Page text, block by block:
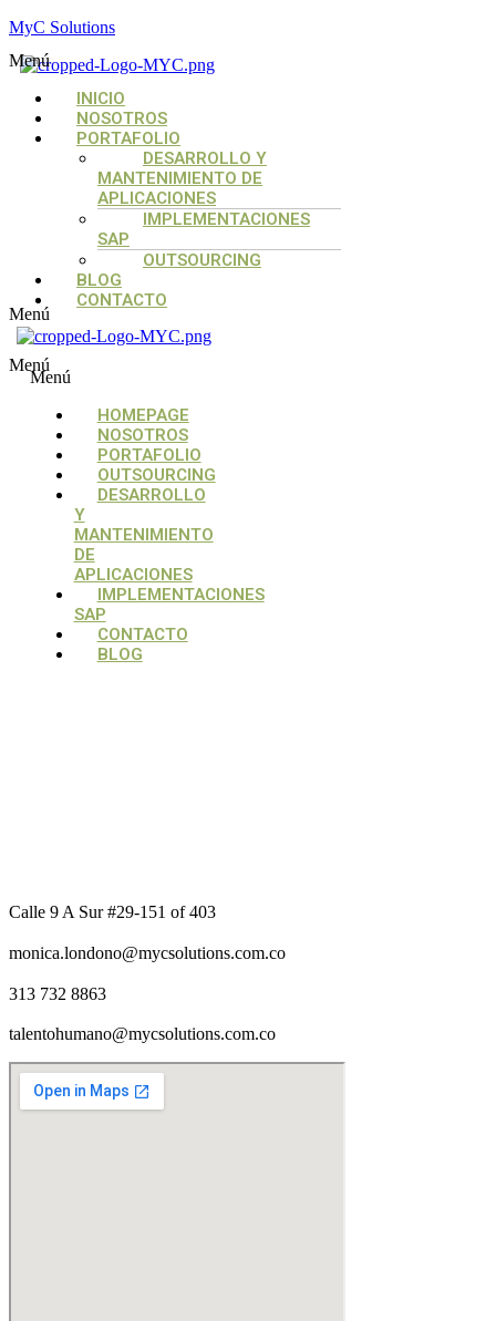
MyC Solutions
Menú
INICIO
NOSOTROS
PORTAFOLIO
DESARROLLO Y
MANTENIMIENTO DE
APLICACIONES
IMPLEMENTACIONES
SAP
OUTSOURCING
BLOG
CONTACTO
Menú
Menú
Menú
HOMEPAGE
NOSOTROS
PORTAFOLIO
OUTSOURCING
DESARROLLO
Y
MANTENIMIENTO
DE
APLICACIONES
IMPLEMENTACIONES
SAP
CONTACTO
BLOG
Calle 9 A Sur #29-151 of 403
monica.londono@mycsolutions.com.co
313 732 8863
talentohumano@mycsolutions.com.co